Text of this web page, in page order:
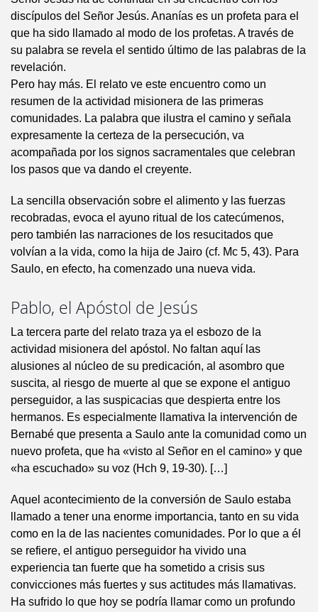
discípulos del Señor Jesús. Ananías es un profeta para el
que ha sido llamado al modo de los profetas. A través de
su palabra se revela el sentido último de las palabras de la
revelación.
Pero hay más. El relato ve este encuentro como un
resumen de la actividad misionera de las primeras
comunidades. La palabra que ilustra el camino y señala
expresamente la certeza de la persecución, va
acompañada por los signos sacramentales que celebran
los pasos que va dando el creyente.
La sencilla observación sobre el alimento y las fuerzas
recobradas, evoca el ayuno ritual de los catecúmenos,
pero también las narraciones de los resucitados que
volvían a la vida, como la hija de Jairo (cf. Mc 5, 43). Para
Saulo, en efecto, ha comenzado una nueva vida.
Pablo, el Apóstol de Jesús
La tercera parte del relato traza ya el esbozo de la
actividad misionera del apóstol. No faltan aquí las
alusiones al núcleo de su predicación, al asombro que
suscita, al riesgo de muerte al que se expone el antiguo
perseguidor, a las suspicacias que despierta entre los
hermanos. Es especialmente llamativa la intervención de
Bernabé que presenta a Saulo ante la comunidad como un
nuevo profeta, que ha «visto al Señor en el camino» y que
«ha escuchado» su voz (Hch 9, 19-30). […]
Aquel acontecimiento de la conversión de Saulo estaba
llamado a tener una enorme importancia, tanto en su vida
como en la de las nacientes comunidades. Por lo que a él
se refiere, el antiguo perseguidor ha vivido una
experiencia tan fuerte que ha sometido a crisis sus
convicciones más fuertes y sus actitudes más llamativas.
Ha sufrido lo que hoy se podría llamar como un profundo